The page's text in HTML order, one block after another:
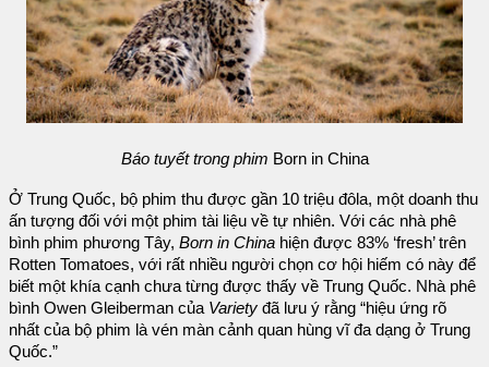
Báo tuyết trong phim Born in China
Ở Trung Quốc, bộ phim thu được gần 10 triệu đôla, một doanh thu
ấn tượng đối với một phim tài liệu về tự nhiên. Với các nhà phê
bình phim phương Tây, Born in China hiện được 83% ‘fresh’ trên
Rotten Tomatoes, với rất nhiều người chọn cơ hội hiếm có này để
biết một khía cạnh chưa từng được thấy về Trung Quốc. Nhà phê
bình Owen Gleiberman của Variety đã lưu ý rằng “hiệu ứng rõ
nhất của bộ phim là vén màn cảnh quan hùng vĩ đa dạng ở Trung
Quốc.”